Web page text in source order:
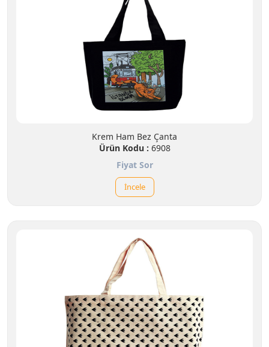
Krem Ham Bez Çanta
Ürün Kodu : 6908
Fiyat Sor
İncele